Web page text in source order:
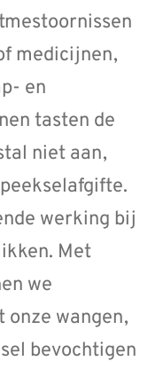
medicijnen,
en
tasten de
niet aan,
werking bij
Met
we
wangen,
bevochtigen